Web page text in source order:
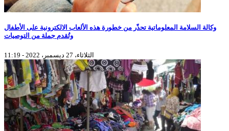
وكالة السلامة المعلوماتية تحذّر من خطورة هذه الألعاب الالكترونية على الأطفال
وتُقدم جملة من التوصيات
الثلاثاء، 27 ديسمبر، 2022 - 11:19